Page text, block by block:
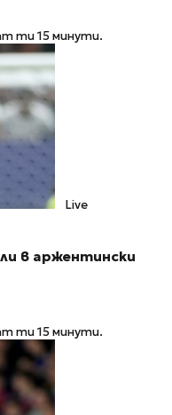
ти 15 минути.
Live
в аржентински
ти 15 минути.